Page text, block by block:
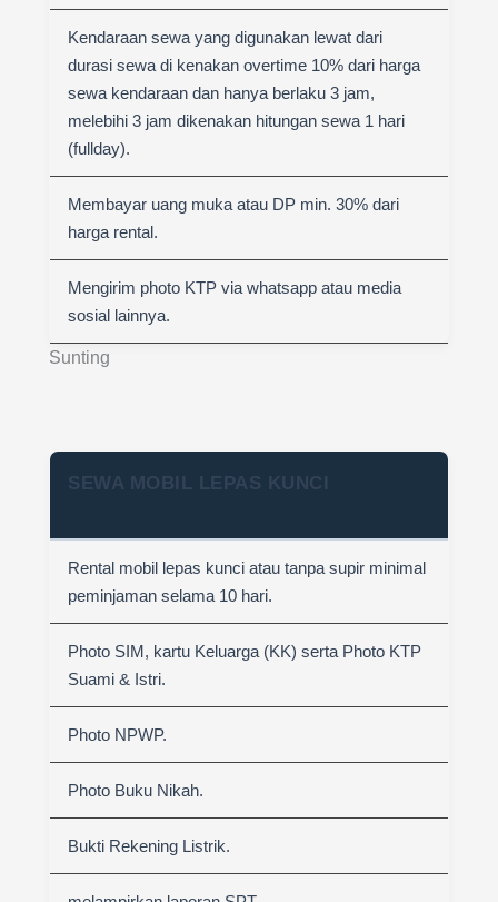
Sunting
Kendaraan sewa yang digunakan lewat dari
durasi sewa di kenakan overtime 10% dari harga
sewa kendaraan dan hanya berlaku 3 jam,
melebihi 3 jam dikenakan hitungan sewa 1 hari
(fullday).
Membayar uang muka atau DP min. 30% dari
harga rental.
Mengirim photo KTP via whatsapp atau media
sosial lainnya.
SEWA MOBIL LEPAS KUNCI
Rental mobil lepas kunci atau tanpa supir minimal
peminjaman selama 10 hari.
Photo SIM, kartu Keluarga (KK) serta Photo KTP
Suami & Istri.
Photo NPWP.
Photo Buku Nikah.
Bukti Rekening Listrik.